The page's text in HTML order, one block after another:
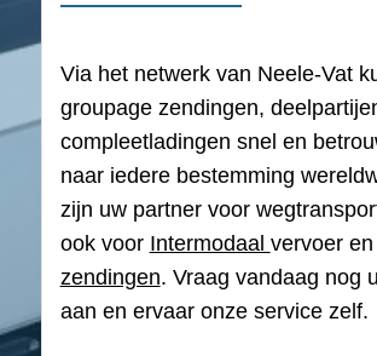
Via het netwerk van Neele-Vat
groupage zendingen,
compleetladingen snel en
naar iedere bestemming
zijn uw partner voor
ook voor Intermodaal vervoer en
zendingen. Vraag vandaag nog
aan en ervaar onze service zelf.